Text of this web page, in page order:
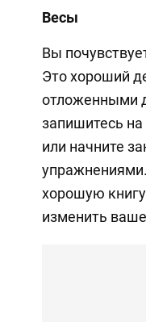
Весы
Вы
Это хороший
отложенными
запишитесь
или начните
хорошую
изменить